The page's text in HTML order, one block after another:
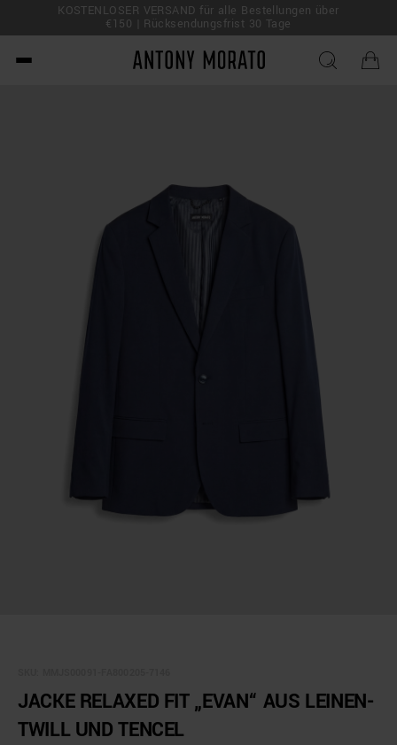
KOSTENLOSER VERSAND für alle Bestellungen über
€150 | Rücksendungsfrist 30 Tage
Antony Morato - Official
JACKE RELAXED FIT „EVAN“ AUS LEINEN-
TWILL UND TENCEL